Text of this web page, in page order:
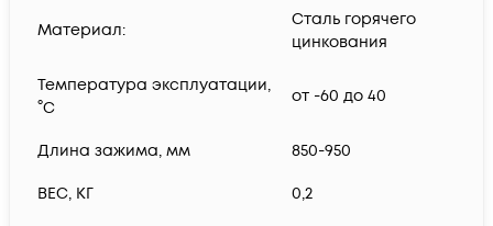
Материал:
Сталь горячего
цинкования
Температура эксплуатации,
°C
от -60 до 40
Длина зажима, мм 850-950
ВЕС, КГ 0,2